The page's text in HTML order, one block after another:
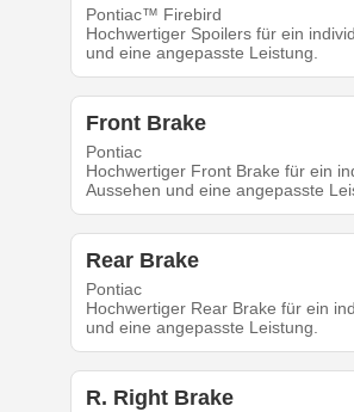
Pontiac™ Firebird
Hochwertiger Spoilers für ein
und eine angepasste Leistung.
Front Brake
Pontiac
Hochwertiger Front Brake für ein
Aussehen und eine angepasste
Rear Brake
Pontiac
Hochwertiger Rear Brake für ein
und eine angepasste Leistung.
R. Right Brake